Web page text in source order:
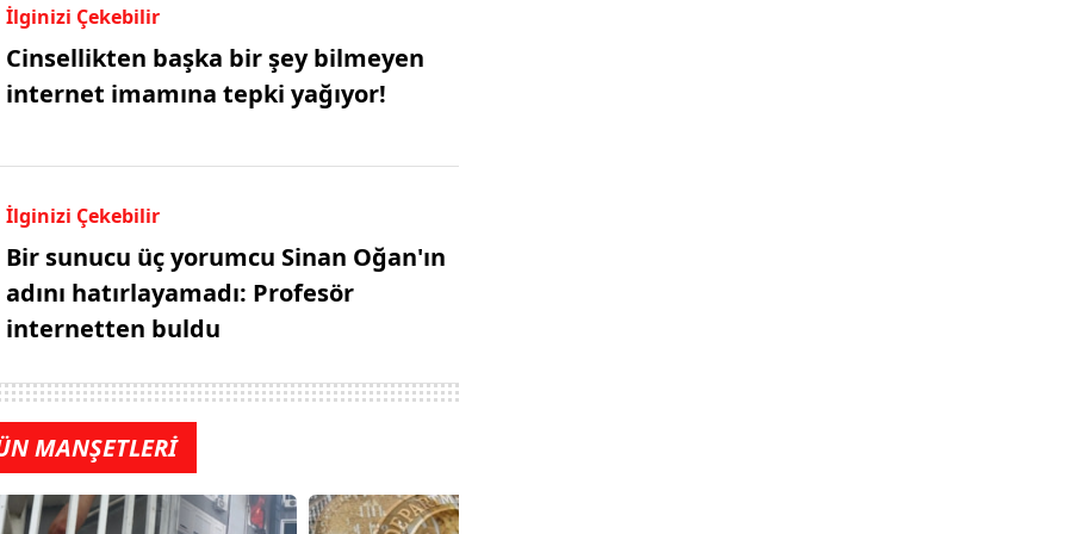
İlginizi Çekebilir
Cinsellikten başka bir şey bilmeyen
internet imamına tepki yağıyor!
İlginizi Çekebilir
Bir sunucu üç yorumcu Sinan Oğan'ın
adını hatırlayamadı: Profesör
internetten buldu
MANŞETLERİ